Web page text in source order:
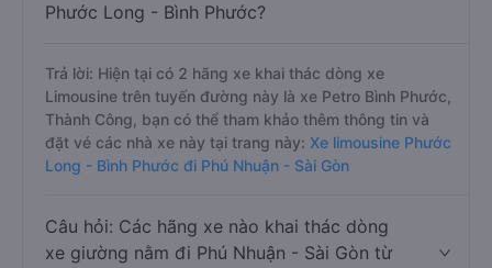
Phước Long - Bình Phước?
Trả lời: Hiện tại có 2 hãng xe khai thác dòng xe
Limousine trên tuyến đường này là xe Petro Bình Phước,
Thành Công, bạn có thể tham khảo thêm thông tin và
đặt vé các nhà xe này tại trang này: Xe limousine Phước
Long - Bình Phước đi Phú Nhuận - Sài Gòn
Câu hỏi: Các hãng xe nào khai thác dòng
xe giường nằm đi Phú Nhuận - Sài Gòn từ